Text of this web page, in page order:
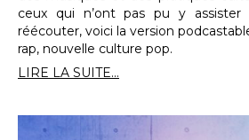
ceux qui n’ont pas pu y assister
réécouter, voici la version
rap, nouvelle culture pop.
LIRE LA SUITE...